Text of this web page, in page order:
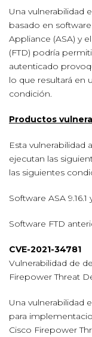
Una vulnerabilidad
basado en
Appliance (ASA) y
(FTD) podría
autenticado
lo que resultará en
condición.
Productos
Esta vulnerabilidad
ejecutan las
las siguientes
Software ASA 9.16.1
Software FTD
CVE-2021-34781
Vulnerabilidad de
Firepower Threat
Una vulnerabilidad
para
Cisco Firepower